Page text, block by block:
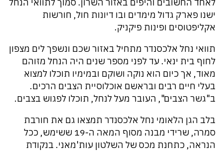
ישנו פארק גדול מימדים ובו דיונות חול, חורשות
אקליפטוסים ופינות פיקניק.
תוואי נחל אלכסנדר מתחיל באזור שכם ונשפך לים מצפון
לחוף בית ינאי. עד לפני מספר שנים היה הנחל מזוהם
מאוד, אך כיום הוא נוקה ושוקם ובמימיו תוכלו למצוא
בעלי חיים רבים ובראשם אוכלוסיית הצבים הרכים.
ב"גשר הצבים", העובר מעל לנחל, תוכלו לפגוש בצבים.
בלב הגן הלאומי נחל אלכסנדר תמצאו גם את חורבת
סמרה, שרידי מבנה מסוף המאה ה-19 ששימש, ככל
הנראה, כתחנת מכס של השלטון עות'מאני. בנקודת